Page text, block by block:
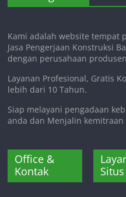
Kami adalah website tempat
Jasa Pengerjaan Konstruksi
dengan perusahaan
Layanan Profesional, Gratis
lebih dari 10 Tahun.
Siap melayani pengadaan
anda dan Menjalin kemitraan
Office &
Kontak
Situs